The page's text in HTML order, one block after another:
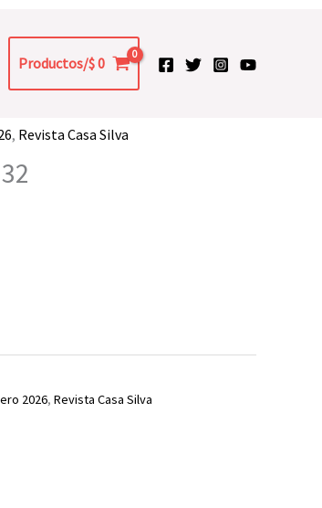
Productos/$0
, Revista Casa Silva
2026, Revista Casa Silva